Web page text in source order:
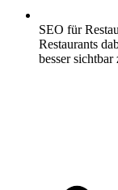
SEO für
Restaurants
besser